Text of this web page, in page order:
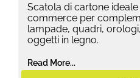
Scatola di cartone
commerce per
lampade, quadri,
oggetti in legno.
Read More...